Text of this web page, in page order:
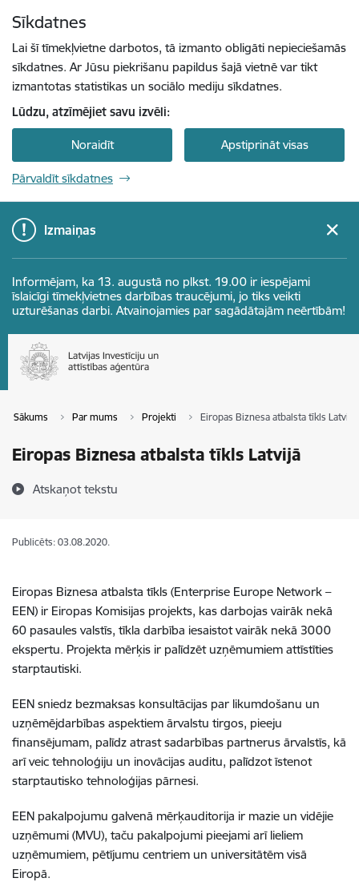
Sīkdatnes
Lai šī tīmekļvietne darbotos, tā izmanto obligāti nepieciešamās
sīkdatnes. Ar Jūsu piekrišanu papildus šajā vietnē var tikt
izmantotas statistikas un sociālo mediju sīkdatnes.
Lūdzu, atzīmējiet savu izvēli:
Noraidīt Apstiprināt visas
Pārvaldīt sīkdatnes
Izmaiņas
Informējam, ka 13. augustā no plkst. 19.00 ir iespējami
īslaicīgi tīmekļvietnes darbības traucējumi, jo tiks veikti
uzturēšanas darbi. Atvainojamies par sagādātajām neērtībām!
Sākums Par mums Projekti Eiropas Biznesa atbalsta tīkls Latvijā
Eiropas Biznesa atbalsta tīkls Latvijā
Atskaņot tekstu
Publicēts: 03.08.2020.
Eiropas Biznesa atbalsta tīkls (Enterprise Europe Network –
EEN) ir Eiropas Komisijas projekts, kas darbojas vairāk nekā
60 pasaules valstīs, tīkla darbība iesaistot vairāk nekā 3000
ekspertu. Projekta mērķis ir palīdzēt uzņēmumiem attīstīties
starptautiski.
EEN sniedz bezmaksas konsultācijas par likumdošanu un
uzņēmējdarbības aspektiem ārvalstu tirgos, pieeju
finansējumam, palīdz atrast sadarbības partnerus ārvalstīs, kā
arī veic tehnoloģiju un inovācijas auditu, palīdzot īstenot
starptautisko tehnoloģijas pārnesi.
EEN pakalpojumu galvenā mērķauditorija ir mazie un vidējie
uzņēmumi (MVU), taču pakalpojumi pieejami arī lieliem
uzņēmumiem, pētījumu centriem un universitātēm visā
Eiropā.